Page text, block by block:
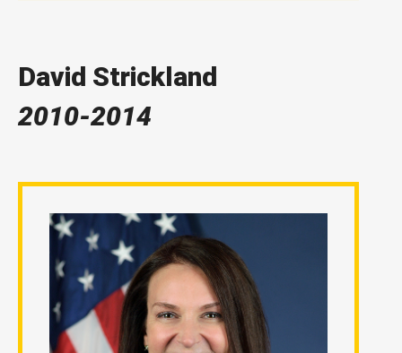
David Strickland
2010-2014